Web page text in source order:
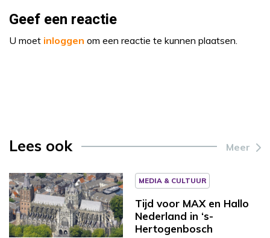
Geef een reactie
U moet inloggen om een reactie te kunnen plaatsen.
Lees ook Meer
MEDIA & CULTUUR
Tijd voor MAX en Hallo
Nederland in ‘s-
Hertogenbosch